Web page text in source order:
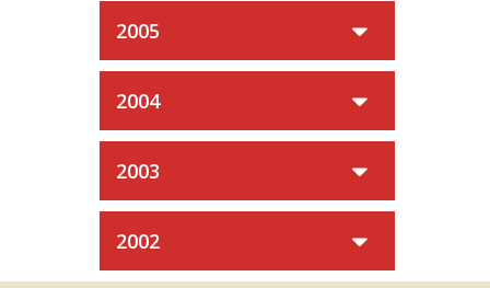
2005
2004
2003
2002